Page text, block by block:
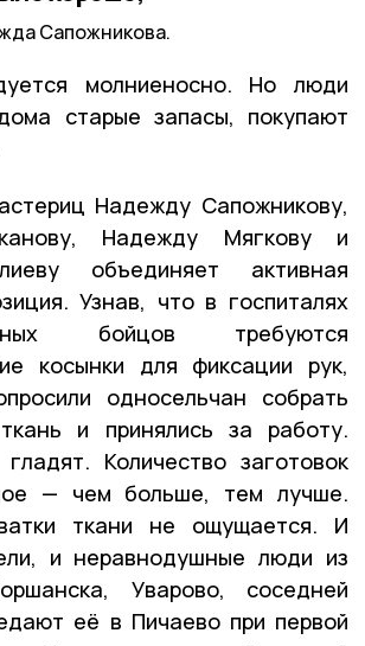
Сапожникова.
молниеносно. Но люди
старые запасы, покупают
Надежду Сапожникову,
Надежду Мягкову и
объединяет активная
Узнав, что в госпиталях
бойцов требуются
косынки для фиксации рук,
односельчан собрать
и принялись за работу.
Количество заготовок
— чем больше, тем лучше.
ткани не ощущается. И
и неравнодушные люди из
Уварово, соседней
её в Пичаево при первой